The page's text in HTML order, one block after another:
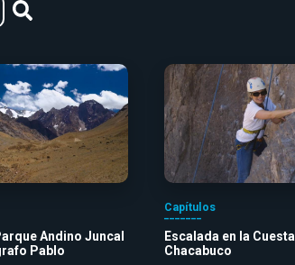
Andino Juncal
Pablo
Capítulos
Escalada en la Cuesta
Chacabuco